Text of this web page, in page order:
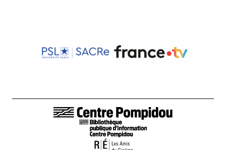
LIENS DE BAS DE PAGE